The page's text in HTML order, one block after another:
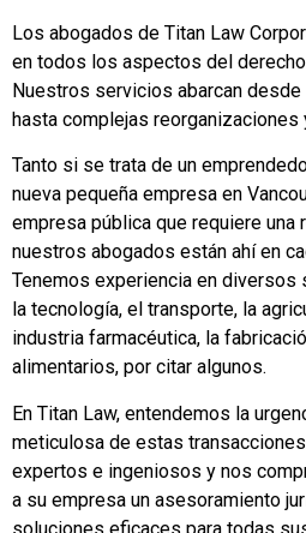
Los abogados de Titan Law
en todos los aspectos del
Nuestros servicios abarcan
hasta complejas reorganizaciones
Tanto si se trata de un
nueva pequeña empresa en
empresa pública que requiere una
nuestros abogados están ahí en
Tenemos experiencia en diversos
la tecnología, el transporte, la
industria farmacéutica, la
alimentarios, por citar algunos.
En Titan Law, entendemos la
meticulosa de estas
expertos e ingeniosos y nos
a su empresa un asesoramiento